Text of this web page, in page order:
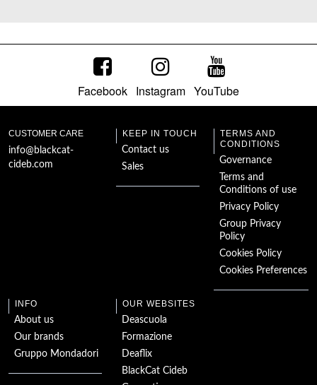
Amaia se conecta
El collar visigodo
Facebook Instagram YouTube